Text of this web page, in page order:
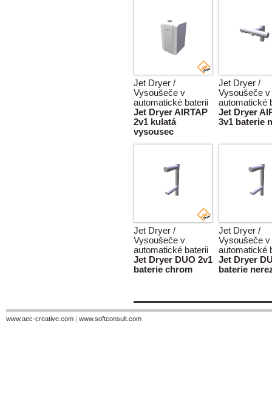
Jet Dryer /
Vysoušeče v
automatické baterii
Jet Dryer AIRTAP
2v1 kulatá
vysousec
Jet Dryer /
Vysoušeče v
automatické
Jet Dryer
3v1 baterie
Jet Dryer /
Vysoušeče v
automatické baterii
Jet Dryer DUO 2v1
baterie chrom
Jet Dryer /
Vysoušeče v
automatické
Jet Dryer
baterie
www.aec-creative.com | www.softconsult.com